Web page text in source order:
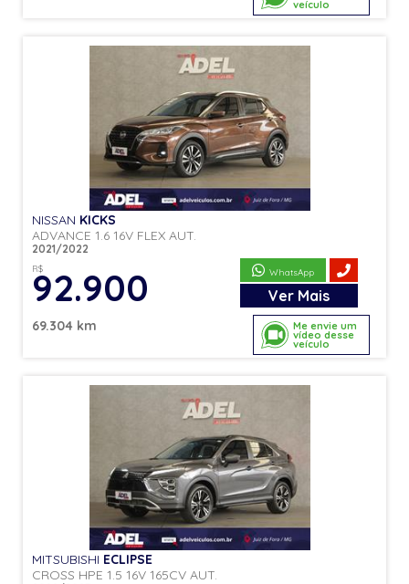
veículo
Me envie um
vídeo desse
veículo
NISSAN KICKS
ADVANCE 1.6 16V FLEX AUT.
2021/2022
R$
92.900 WhatsApp
Ver Mais
69.304 km
MITSUBISHI ECLIPSE
CROSS HPE 1.5 16V 165CV AUT.